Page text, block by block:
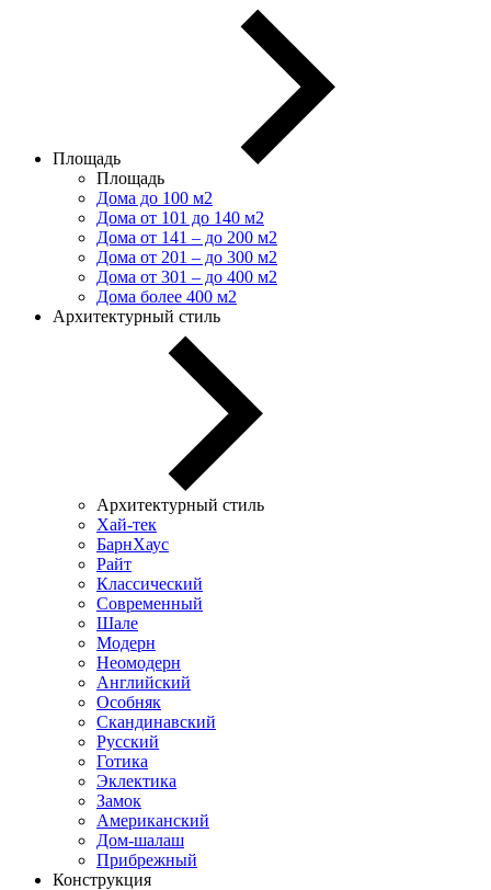
Площадь
Площадь
Дома до 100 м2
Дома от 101 до 140 м2
Дома от 141 – до 200 м2
Дома от 201 – до 300 м2
Дома от 301 – до 400 м2
Дома более 400 м2
Архитектурный стиль
Архитектурный стиль
Хай-тек
БарнХаус
Райт
Классический
Современный
Шале
Модерн
Неомодерн
Английский
Особняк
Скандинавский
Русский
Готика
Эклектика
Замок
Американский
Дом-шалаш
Прибрежный
Конструкция